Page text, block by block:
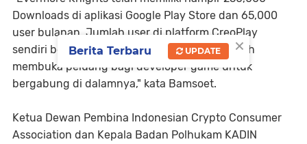
Downloads di aplikasi Google Play Store dan 65,000
user bulanan. Jumlah user di platform CreoPlay
sendiri berjumlah 80,000 akun. CreoPlay masih
membuka peluang bagi developer game untuk
bergabung di dalamnya," kata Bamsoet.
Ketua Dewan Pembina Indonesian Crypto Consumer
Association dan Kepala Badan Polhukam KADIN
×
Berita Terbaru UPDATE